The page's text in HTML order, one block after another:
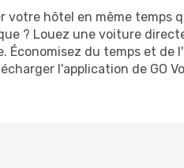
votre hôtel en même
? Louez une voiture
Économisez du temps et
l'application de GO